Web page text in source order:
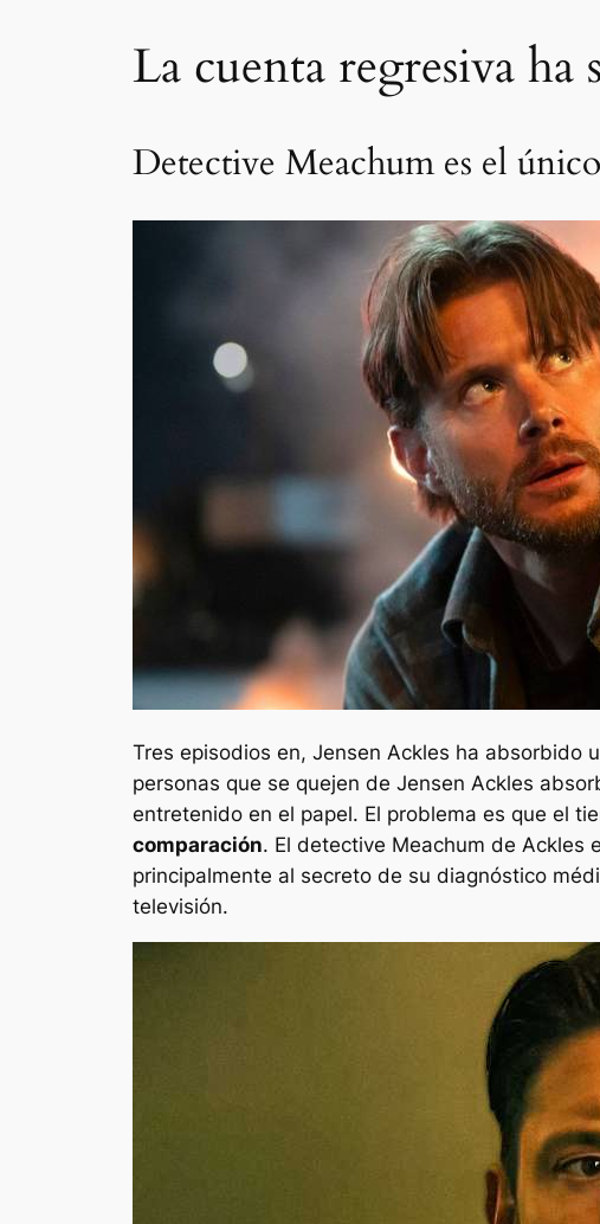
La cuenta regresiva ha
Detective Meachum es el
Tres episodios en, Jensen Ackles ha absorbido
personas que se quejen de Jensen Ackles
entretenido en el papel. El problema es que el
comparación. El detective Meachum de Ackles
principalmente al secreto de su diagnóstico
televisión.